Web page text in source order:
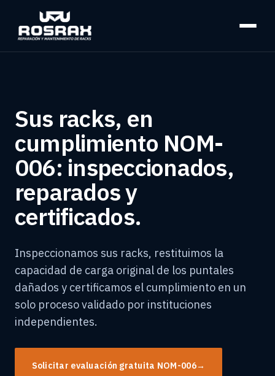
Sus racks, en
cumplimiento NOM-
006: inspeccionados,
reparados y
certificados.
Inspeccionamos sus racks, restituimos la
capacidad de carga original de los puntales
dañados y certificamos el cumplimiento en un
solo proceso validado por instituciones
independientes.
Solicitar evaluación gratuita NOM-006→